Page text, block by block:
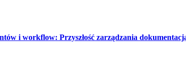
i workflow: Przyszłość zarządzania